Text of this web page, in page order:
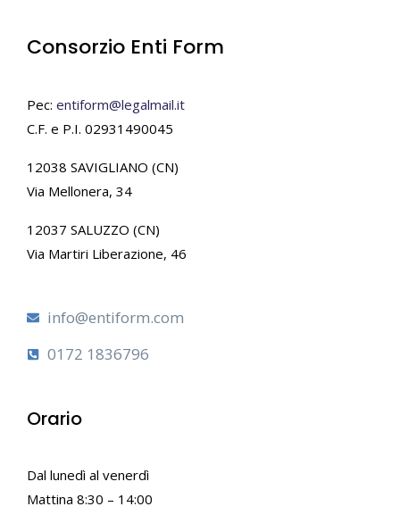
Consorzio Enti Form
Pec: entiform@legalmail.it
C.F. e P.I. 02931490045
12038 SAVIGLIANO (CN)
Via Mellonera, 34
12037 SALUZZO (CN)
Via Martiri Liberazione, 46
info@entiform.com
0172 1836796
Orario
Dal lunedì al venerdì
Mattina 8:30 – 14:00